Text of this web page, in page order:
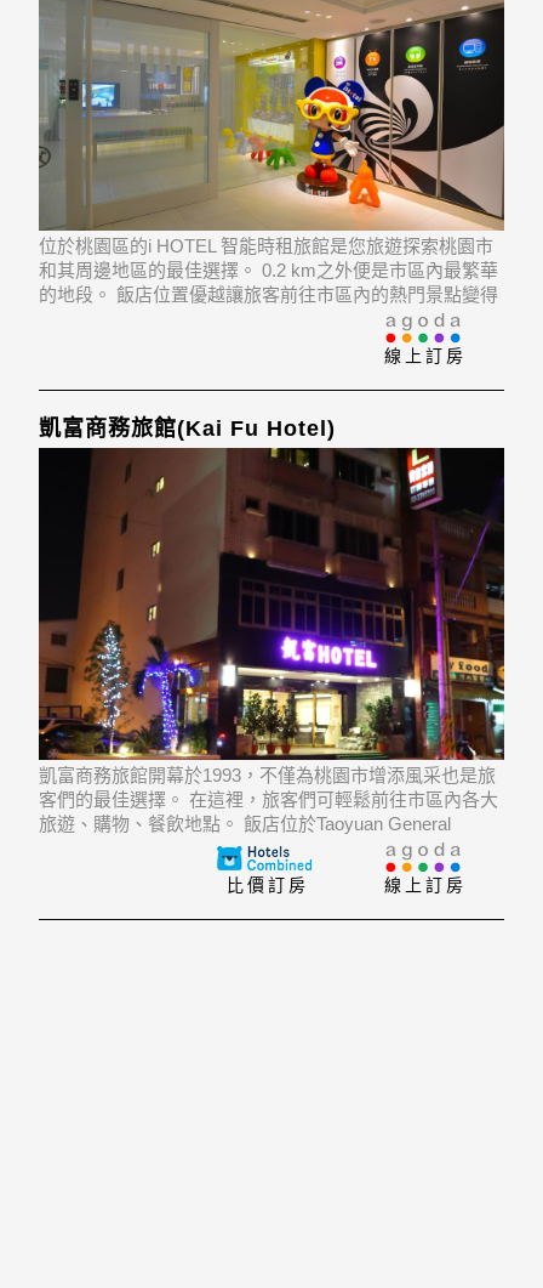
位於桃園區的i HOTEL 智能時租旅館是您旅遊探索桃園市
和其周邊地區的最佳選擇。 0.2 km之外便是市區內最繁華
的地段。 飯店位置優越讓旅客前往市區內的熱門景點變得
線上訂房
凱富商務旅館(Kai Fu Hotel)
凱富商務旅館開幕於1993，不僅為桃園市增添風采也是旅
客們的最佳選擇。 在這裡，旅客們可輕鬆前往市區內各大
旅遊、購物、餐飲地點。 飯店位於Taoyuan General
Hospital, Hafanguo Farm, Show How Craft Beer的不遠
處，遊客們在旅遊觀光時大可不必捨近求
線上訂房
比價訂房